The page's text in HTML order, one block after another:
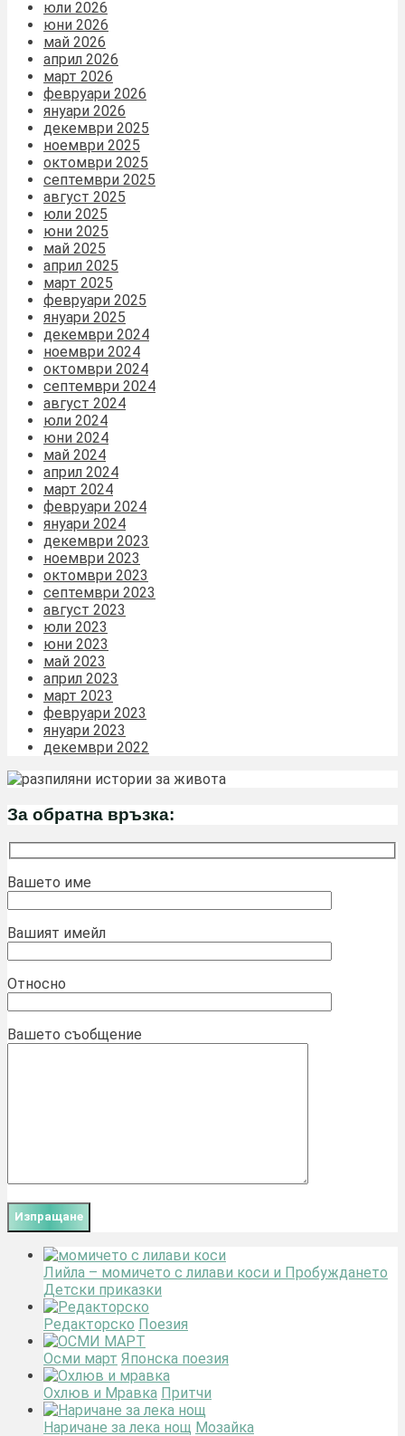
юли 2026
юни 2026
май 2026
април 2026
март 2026
февруари 2026
януари 2026
декември 2025
ноември 2025
октомври 2025
септември 2025
август 2025
юли 2025
юни 2025
май 2025
април 2025
март 2025
февруари 2025
януари 2025
декември 2024
ноември 2024
октомври 2024
септември 2024
август 2024
юли 2024
юни 2024
май 2024
април 2024
март 2024
февруари 2024
януари 2024
декември 2023
ноември 2023
октомври 2023
септември 2023
август 2023
юли 2023
юни 2023
май 2023
април 2023
март 2023
февруари 2023
януари 2023
декември 2022
За обратна връзка:
Вашето име
Вашият имейл
Относно
Вашето съобщение
Лийла – момичето с лилави коси и Пробуждането
Детски приказки
Редакторско Поезия
Осми март Японска поезия
Охлюв и Мравка Притчи
Наричане за лека нощ Мозайка